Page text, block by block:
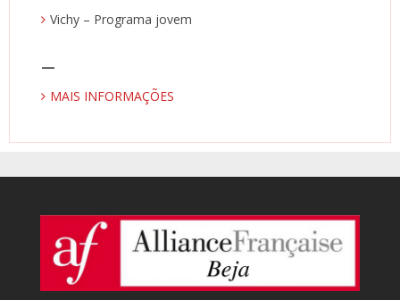
Vichy – Programa jovem
—
MAIS INFORMAÇÕES